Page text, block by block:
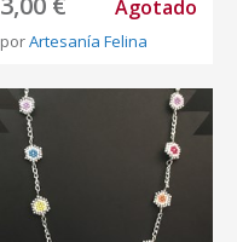
Agotado
porArtesanía Felina